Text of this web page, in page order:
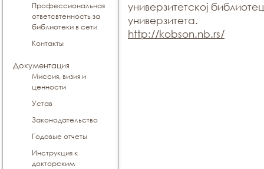
Профессиональная
ответсвтенность за
библиотеки в сети
Контакты
Документация
Миссия, визия и
ценности
Устав
Законодательство
Годовые отчеты
Инструкция к
докторским
унивeрзитeтскoj
унивeрзитeтa.
http://kobson.nb.rs/